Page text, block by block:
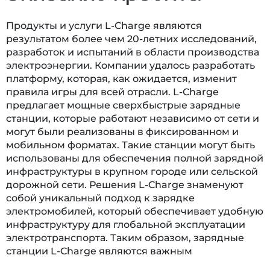
Продукты и услуги L-Charge являются
результатом более чем 20-летних исследований,
разработок и испытаний в области производства
электроэнергии. Компании удалось разработать
платформу, которая, как ожидается, изменит
правила игры для всей отрасли. L-Charge
предлагает мощные сверхбыстрые зарядные
станции, которые работают независимо от сети и
могут были реализованы в фиксированном и
мобильном форматах. Такие станции могут быть
использованы для обеспечения полной зарядной
инфраструктуры в крупном городе или сельской
дорожной сети. Решения L-Charge знаменуют
собой уникальный подход к зарядке
электромобилей, который обеспечивает удобную
инфраструктуру для глобальной эксплуатации
электротранспорта. Таким образом, зарядные
станции L-Charge являются важным